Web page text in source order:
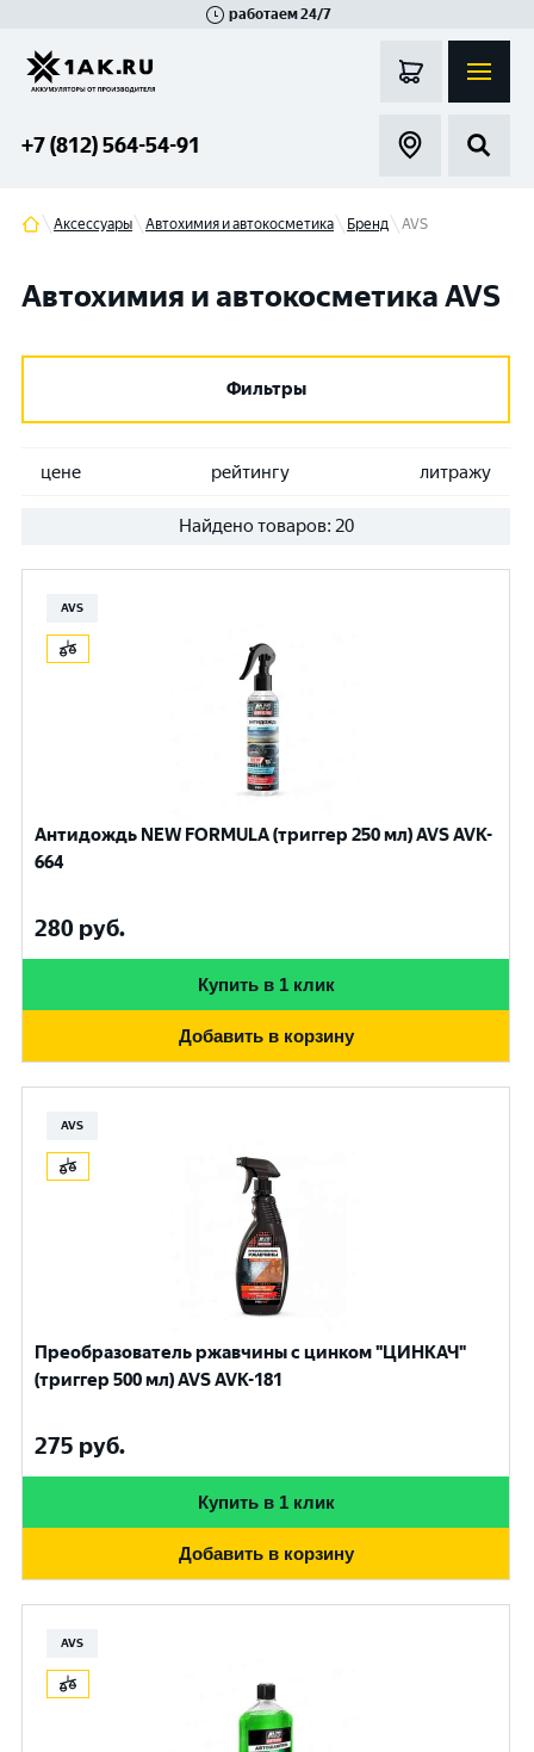
работаем 24/7
+7 (812) 564-54-91
Аксессуары Автохимия и автокосметика Бренд AVS
Автохимия и автокосметика AVS
Фильтры
цене рейтингу литражу
Найдено товаров: 20
AVS
Антидождь NEW FORMULA (триггер 250 мл) AVS AVK-
664
280 руб.
Купить в 1 клик
Добавить в корзину
AVS
Преобразователь ржавчины с цинком "ЦИНКАЧ"
(триггер 500 мл) AVS AVK-181
275 руб.
Купить в 1 клик
Добавить в корзину
AVS
Гатчина